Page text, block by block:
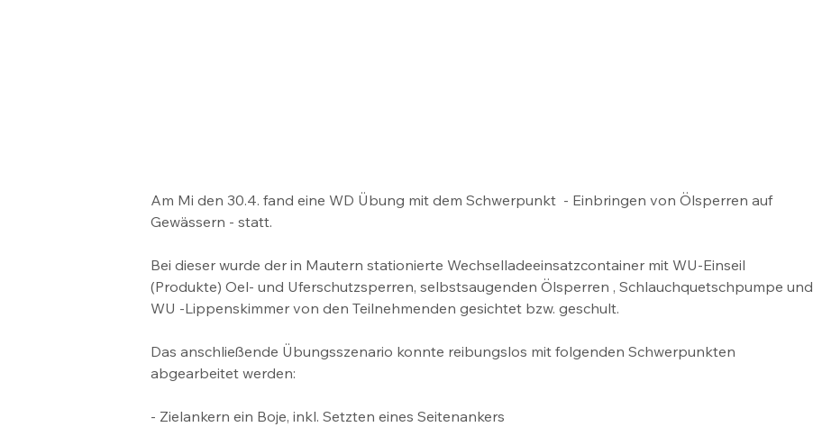
Am Mi den 30.4. fand eine WD Übung mit dem Schwerpunkt  - Einbringen von Ölsperren auf
Gewässern - statt.
Bei dieser wurde der in Mautern stationierte Wechselladeeinsatzcontainer mit WU-Einseil
(Produkte) Oel- und Uferschutzsperren, selbstsaugenden Ölsperren , Schlauchquetschpumpe und
WU -Lippenskimmer von den Teilnehmenden gesichtet bzw. geschult.
Das anschließende Übungsszenario konnte reibungslos mit folgenden Schwerpunkten
abgearbeitet werden:
- Zielankern ein Boje, inkl. Setzten eines Seitenankers